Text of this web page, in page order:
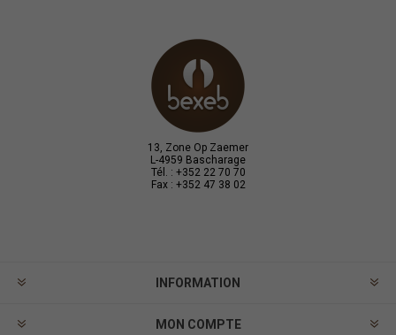
13, Zone Op Zaemer
L-4959 Bascharage
Tél. : +352 22 70 70
Fax : +352 47 38 02
INFORMATION
MON COMPTE